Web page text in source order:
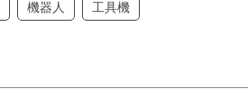
機器人 工具機